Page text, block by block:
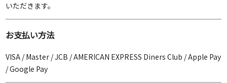
いただきます。
お支払い方法
VISA / Master / JCB / AMERICAN EXPRESS Diners Club / Apple Pay
/ Google Pay